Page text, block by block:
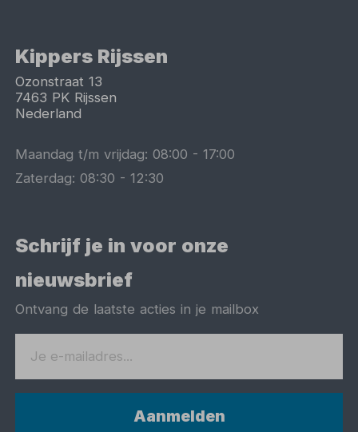
Kippers Rijssen
Ozonstraat 13
7463 PK Rijssen
Nederland
Maandag t/m vrijdag:08:00 -17:00
Zaterdag:08:30 -12:30
Schrijf je in voor onze
nieuwsbrief
Ontvang de laatste acties in je mailbox
Aanmelden